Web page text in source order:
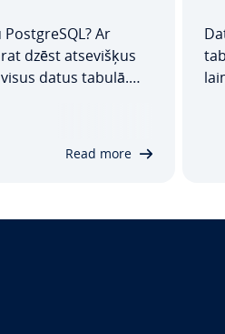
Ar
dzēst at­se­viš­ķus
datus tabulā.
vairāk.
Read more